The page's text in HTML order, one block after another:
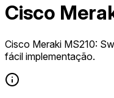
Cisco
Cisco Meraki MS210:
fácil implementação.